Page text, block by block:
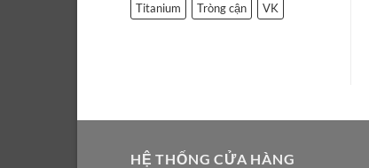
Titanium
Tròng cận VK
HỆ THỐNG CỬA HÀNG